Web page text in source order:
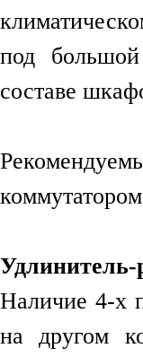
под большой
составе
Удлинитель-
Наличие 4-х
на другом